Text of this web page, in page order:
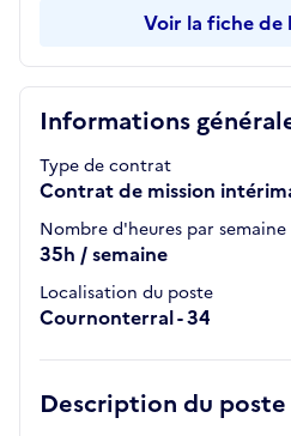
Informations
Type de contrat
Contrat de mission
Nombre d'heures par semaine
35h / semaine
Localisation du poste
Cournonterral - 34
Description du poste
Voir la fiche